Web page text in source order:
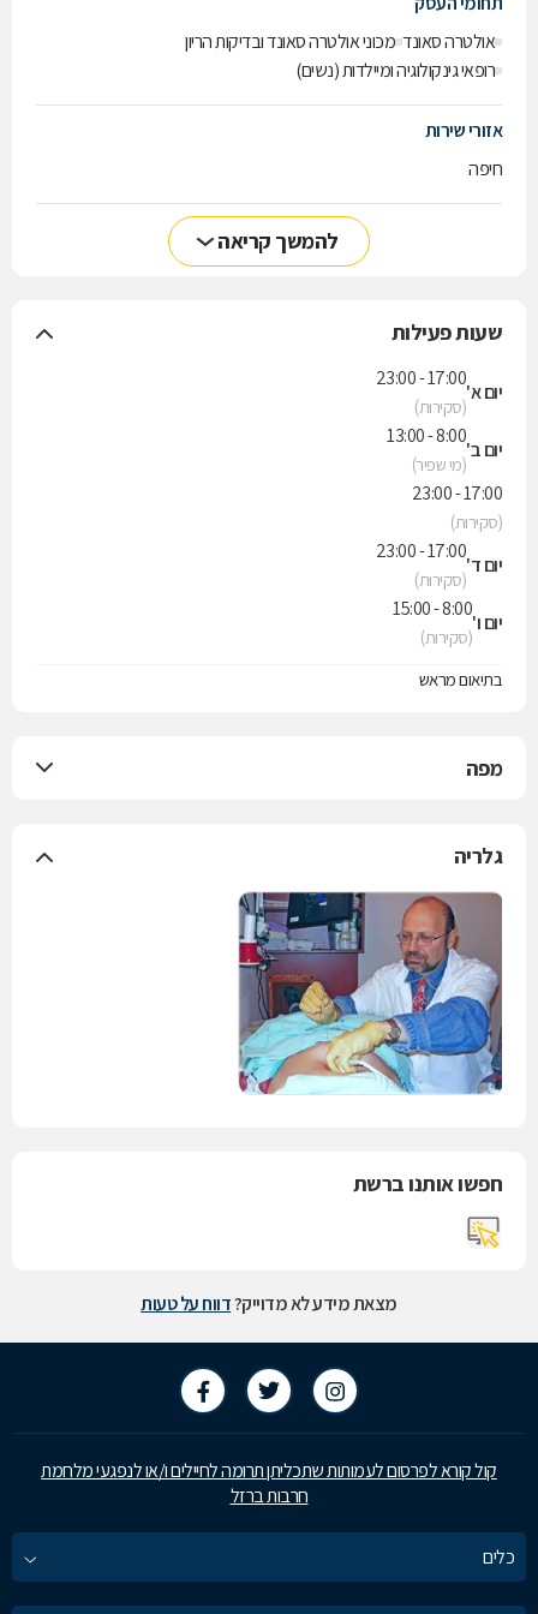
אולטרה סאונד מכוני אולטרה סאונד ובדיקות הריון
רופאי גינקולוגיה ומיילדות (נשים)
אזורי שירות
חיפה
להמשך קריאה
שעות פעילות
יום א'
17:00 - 23:00
(סקירות)
יום ב'
8:00 - 13:00
(מי שפיר)
17:00 - 23:00
(סקירות)
יום ד'
17:00 - 23:00
(סקירות)
יום ו'
8:00 - 15:00
(סקירות)
בתיאום מראש
מפה
גלריה
חפשו אותנו ברשת
מצאת מידע לא מדוייק?דווח על טעות
קול קורא לפרסום לעמותות שתכליתן תרומה לחיילים ו/או לנפגעי מלחמת
חרבות ברזל
כלים